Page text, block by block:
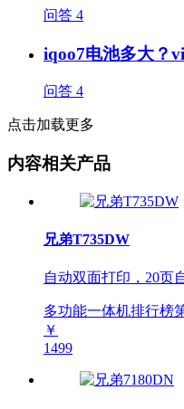
问答 4
iqoo7电池多大？
问答 4
点击加载更多
内容相关产品
兄弟T735DW
自动双面打印，20页
多功能一体机排行榜
￥
1499